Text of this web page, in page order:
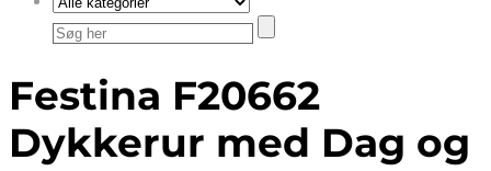
Festina F20662
Dykkerur med Dag og